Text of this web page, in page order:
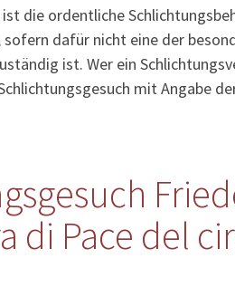
die ordentliche
dafür nicht eine der
ist. Wer ein
mit Angabe
di Pace del